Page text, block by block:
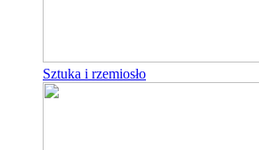
Sztuka i rzemiosło